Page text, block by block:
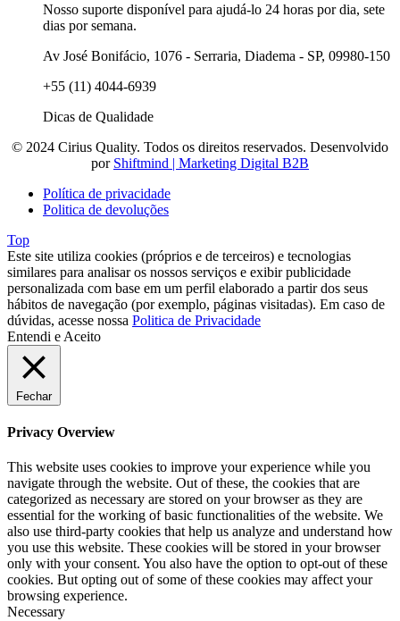
Nosso suporte disponível para ajudá-lo 24 horas por dia, sete
dias por semana.
Av José Bonifácio, 1076 - Serraria, Diadema - SP, 09980-150
+55 (11) 4044-6939
Dicas de Qualidade
© 2024 Cirius Quality. Todos os direitos reservados. Desenvolvido
por Shiftmind | Marketing Digital B2B
Política de privacidade
Politica de devoluções
Top
Este site utiliza cookies (próprios e de terceiros) e tecnologias
similares para analisar os nossos serviços e exibir publicidade
personalizada com base em um perfil elaborado a partir dos seus
hábitos de navegação (por exemplo, páginas visitadas). Em caso de
dúvidas, acesse nossa Politica de Privacidade
Entendi e Aceito
Fechar
Privacy Overview
This website uses cookies to improve your experience while you
navigate through the website. Out of these, the cookies that are
categorized as necessary are stored on your browser as they are
essential for the working of basic functionalities of the website. We
also use third-party cookies that help us analyze and understand how
you use this website. These cookies will be stored in your browser
only with your consent. You also have the option to opt-out of these
cookies. But opting out of some of these cookies may affect your
browsing experience.
Necessary